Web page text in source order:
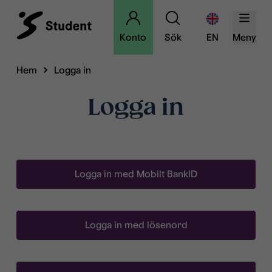
Konto Sök EN Meny
Hem Logga in
Logga in
Logga in med Mobilt BankID
Logga in med lösenord